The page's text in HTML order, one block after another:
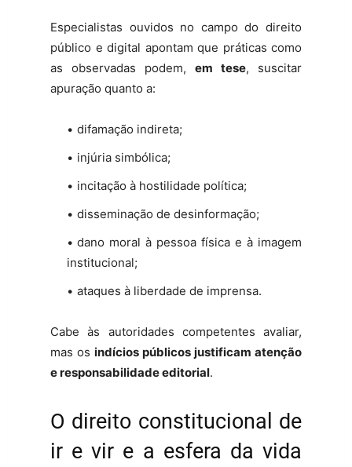
Especialistas ouvidos no campo do direito
público e digital apontam que práticas como
as observadas podem, em tese, suscitar
apuração quanto a:
difamação indireta;
injúria simbólica;
incitação à hostilidade política;
disseminação de desinformação;
dano moral à pessoa física e à imagem
institucional;
ataques à liberdade de imprensa.
Cabe às autoridades competentes avaliar,
mas os indícios públicos justificam atenção
e responsabilidade editorial.
O direito constitucional de
ir e vir e a esfera da vida